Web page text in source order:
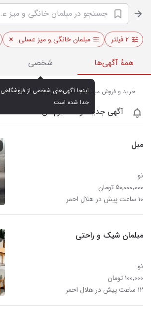
۲ فیلتر مبلمان خانگی و میز عسلی
همهٔ آگهی‌ها شخصی
جدا شده است.
خرید و فروش مبلمان خانگی و میز عسلی در هلال احمر
آگهی جدید اومد خبرم کن
مبل
نو
۵۰,۰۰۰,۰۰۰ تومان
۱۰ ساعت پیش در هلال احمر
مبلمان شیک و راحتی
نو
۱۰۰,۰۰۰ تومان
۱۲ ساعت پیش در هلال احمر